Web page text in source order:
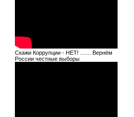
Скажи Коррупции - НЕТ! ....... Вернём
России честные выборы